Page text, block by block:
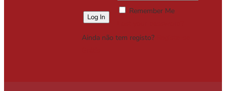
Remember Me
Ainda não tem registo?